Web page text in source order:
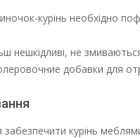
курінь необхідно
нешкідливі, не
добавки для
курінь